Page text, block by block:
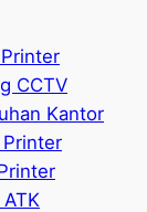
CCTV
Kantor